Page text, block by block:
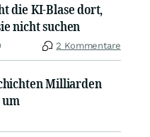
die KI-Blase dort,
nicht suchen
2 Kommentare
Milliarden